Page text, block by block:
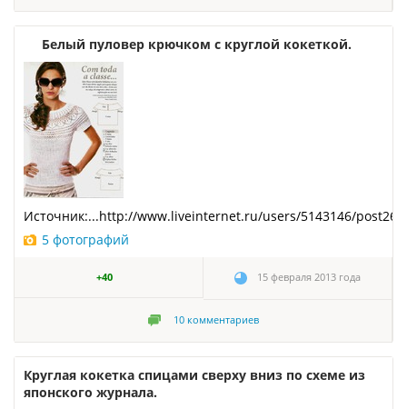
Белый пуловер крючком с круглой кокеткой.
Источник:...http://www.liveinternet.ru/users/5143146/
5 фотографий
+40 15 февраля 2013 года
10 комментариев
Круглая кокетка спицами сверху вниз по схеме из
японского журнала.